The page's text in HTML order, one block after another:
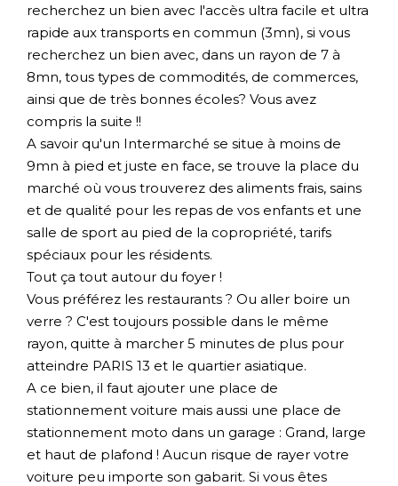
recherchez un bien avec l'accès ultra facile et ultra
rapide aux transports en commun (3mn), si vous
recherchez un bien avec, dans un rayon de 7 à
8mn, tous types de commodités, de commerces,
ainsi que de très bonnes écoles? Vous avez
compris la suite !!
A savoir qu'un Intermarché se situe à moins de
9mn à pied et juste en face, se trouve la place du
marché où vous trouverez des aliments frais, sains
et de qualité pour les repas de vos enfants et une
salle de sport au pied de la copropriété, tarifs
spéciaux pour les résidents.
Tout ça tout autour du foyer !
Vous préférez les restaurants ? Ou aller boire un
verre ? C'est toujours possible dans le même
rayon, quitte à marcher 5 minutes de plus pour
atteindre PARIS 13 et le quartier asiatique.
A ce bien, il faut ajouter une place de
stationnement voiture mais aussi une place de
stationnement moto dans un garage : Grand, large
et haut de plafond ! Aucun risque de rayer votre
voiture peu importe son gabarit. Si vous êtes